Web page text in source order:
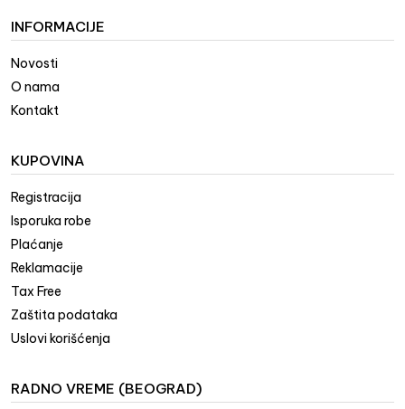
INFORMACIJE
Novosti
O nama
Kontakt
KUPOVINA
Registracija
Isporuka robe
Plaćanje
Reklamacije
Tax Free
Zaštita podataka
Uslovi korišćenja
RADNO VREME (BEOGRAD)